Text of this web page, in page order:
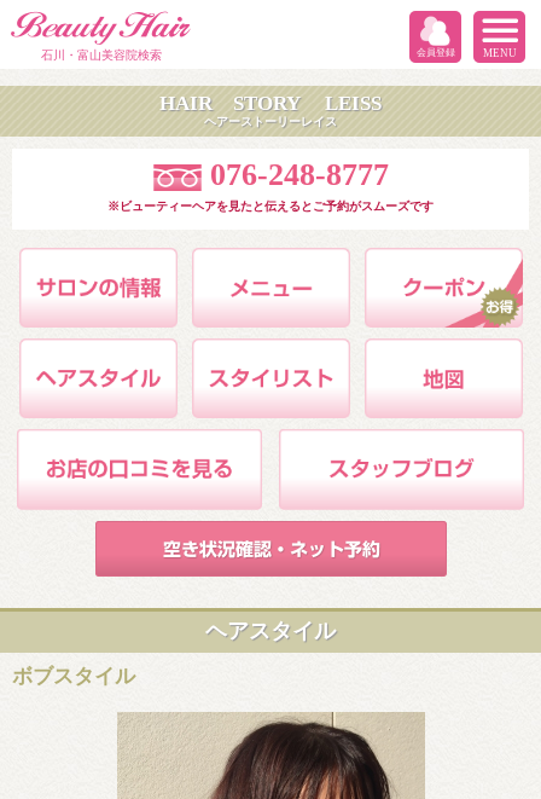
石川・富山美容院検索 MENU
会員登録
HAIR STORY LEISS
ヘアーストーリーレイス
076-248-8777
※ビューティーヘアを見たと伝えるとご予約がスムーズです
ヘアスタイル
ボブスタイル